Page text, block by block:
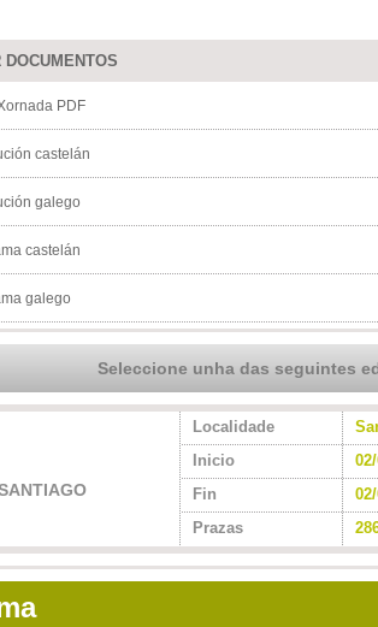
DOCUMENTOS
PDF
castelán
galego
castelán
galego
Seleccione unha das seguintes
Localidade
Inicio
Fin
Prazas